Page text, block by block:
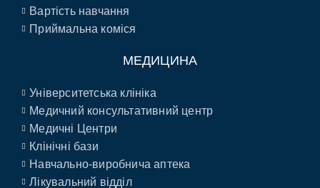
Вартість навчання
Приймальна коміся
МЕДИЦИНА
Університетська клініка
Медичний консультативний центр
Медичні Центри
Клінічні бази
Навчально-виробнича аптека
Лікувальний відділ